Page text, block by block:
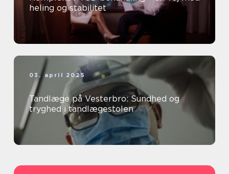
heling og stabilitet
03. april 2025
Tandlæge på Vesterbro: Sundhed og
tryghed i tandlægestolen